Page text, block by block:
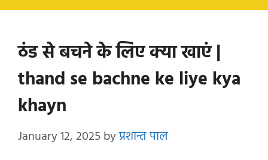
ठंड से बचने के लिए क्या खाएं |
thand se bachne ke liye kya
khayn
January 12, 2025byप्रशान्त पाल